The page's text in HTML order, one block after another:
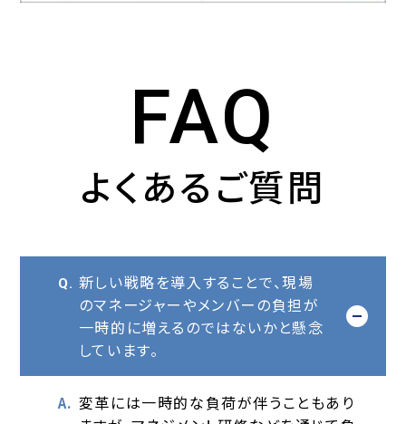
FAQ
よくあるご質問
Q. 新しい戦略を導入することで、現場
のマネージャーやメンバーの負担が
一時的に増えるのではないかと懸念
しています。
開く
A. 変革には一時的な負荷が伴うこともあり